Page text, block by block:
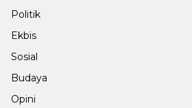
Politik
Ekbis
Sosial
Budaya
Opini